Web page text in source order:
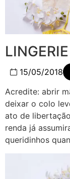
15/05/2018
Acredite: abrir
deixar o colo
ato de
renda já
queridinhos